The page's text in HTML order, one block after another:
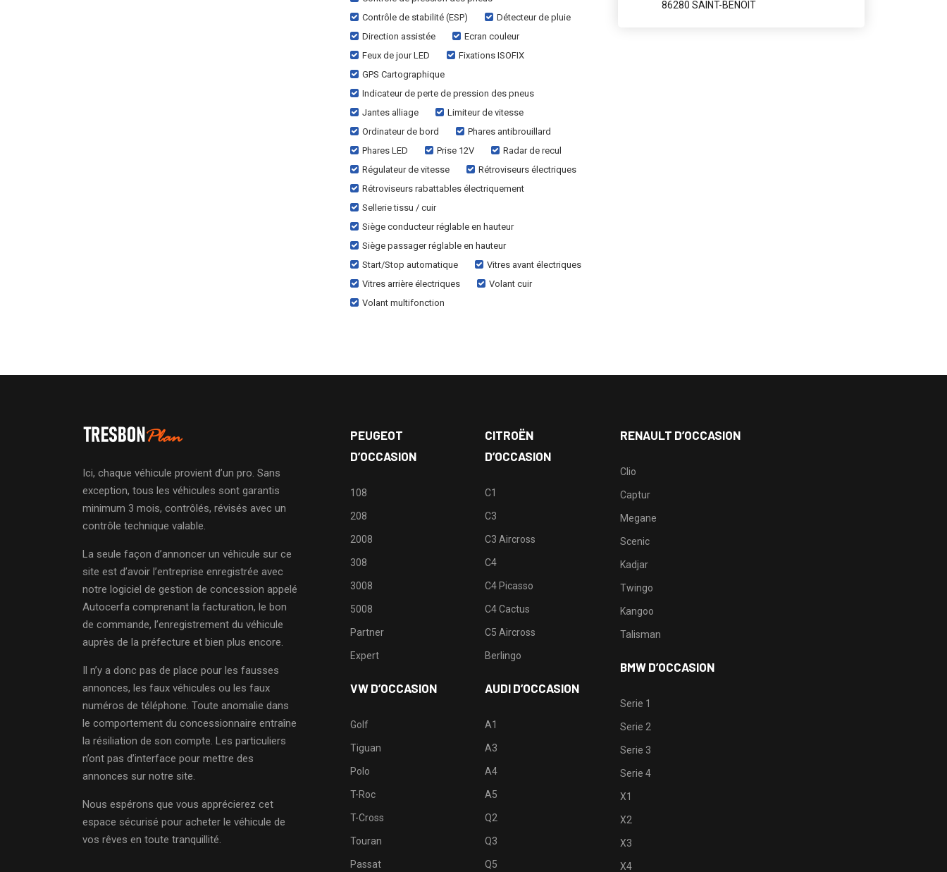
Contrôle de stabilité (ESP)
Détecteur de pluie
Direction assistée
Ecran couleur
Feux de jour LED
Fixations ISOFIX
GPS Cartographique
Indicateur de perte de pression des pneus
Jantes alliage
Limiteur de vitesse
Ordinateur de bord
Phares antibrouillard
Phares LED
Prise 12V
Radar de recul
Régulateur de vitesse
Rétroviseurs électriques
Rétroviseurs rabattables électriquement
Sellerie tissu / cuir
Siège conducteur réglable en hauteur
Siège passager réglable en hauteur
Start/Stop automatique
Vitres avant électriques
Vitres arrière électriques
Volant cuir
Volant multifonction
86280 SAINT-BENOIT
Ici, chaque véhicule provient d’un pro. Sans
exception, tous les véhicules sont garantis
minimum 3 mois, contrôlés, révisés avec un
contrôle technique valable.
La seule façon d’annoncer un véhicule sur ce
site est d’avoir l’entreprise enregistrée avec
notre logiciel de gestion de concession appelé
Autocerfa comprenant la facturation, le bon
de commande, l’enregistrement du véhicule
auprès de la préfecture et bien plus encore.
Il n’y a donc pas de place pour les fausses
annonces, les faux véhicules ou les faux
numéros de téléphone. Toute anomalie dans
le comportement du concessionnaire entraîne
la résiliation de son compte. Les particuliers
n’ont pas d’interface pour mettre des
annonces sur notre site.
Nous espérons que vous apprécierez cet
espace sécurisé pour acheter le véhicule de
vos rêves en toute tranquillité.
PEUGEOT
D’OCCASION
108
208
2008
308
3008
5008
Partner
Expert
VW D’OCCASION
Golf
Tiguan
Polo
T-Roc
T-Cross
Touran
Passat
CITROËN
D’OCCASION
C1
C3
C3 Aircross
C4
C4 Picasso
C4 Cactus
C5 Aircross
Berlingo
AUDI D’OCCASION
A1
A3
A4
A5
Q2
Q3
Q5
RENAULT D’OCCASION
Clio
Captur
Megane
Scenic
Kadjar
Twingo
Kangoo
Talisman
BMW D’OCCASION
Serie 1
Serie 2
Serie 3
Serie 4
X1
X2
X3
X4